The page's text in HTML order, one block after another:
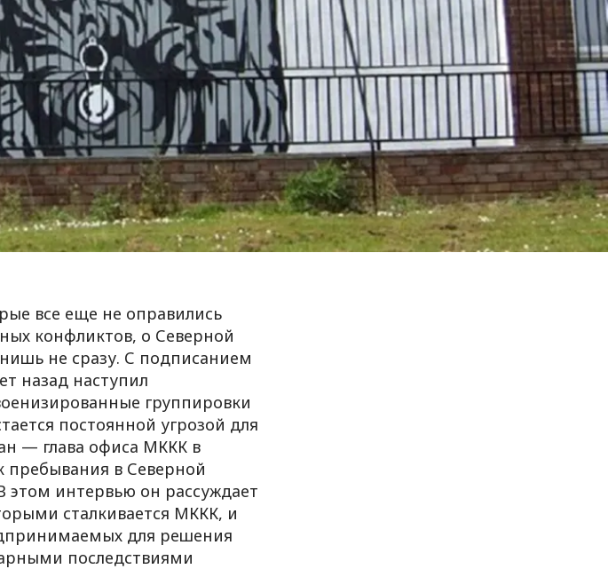
все еще не оправились
конфликтов, о Северной
не сразу. С подписанием
назад наступил
группировки
постоянной угрозой для
— глава офиса МККК в
пребывания в Северной
интервью он рассуждает
сталкивается МККК, и
для решения
последствиями